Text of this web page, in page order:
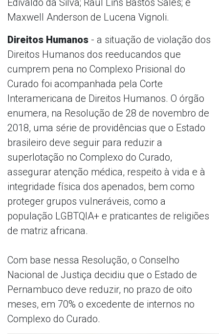
Maxwell Anderson de Lucena Vignoli.
Direitos Humanos - a situação de violação dos
Direitos Humanos dos reeducandos que
cumprem pena no Complexo Prisional do
Curado foi acompanhada pela Corte
Interamericana de Direitos Humanos. O órgão
enumera, na Resolução de 28 de novembro de
2018, uma série de providências que o Estado
brasileiro deve seguir para reduzir a
superlotação no Complexo do Curado,
assegurar atenção médica, respeito à vida e à
integridade física dos apenados, bem como
proteger grupos vulneráveis, como a
população LGBTQIA+ e praticantes de religiões
de matriz africana.
Com base nessa Resolução, o Conselho
Nacional de Justiça decidiu que o Estado de
Pernambuco deve reduzir, no prazo de oito
meses, em 70% o excedente de internos no
Complexo do Curado.